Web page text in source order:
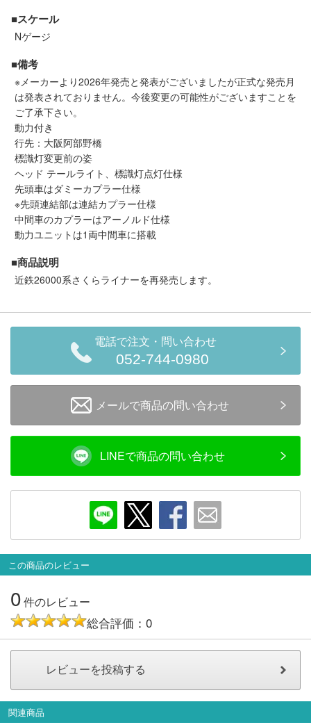
中部
中国・四国
お役立ち情報
鉄道模型の情報
メルマガ登録
ご注文方法
ヘルプページ
ログイン/マイページ
お気に入りリスト
新規会員登録
会員ランクについて
会社概要
© 2026 Mid Japan, Inc.
■スケール
Nゲージ
■備考
※メーカーより2026年発売と発表がございましたが正式な発売月
は発表されておりません。今後変更の可能性がございますことを
ご了承下さい。
動力付き
行先：大阪阿部野橋
標識灯変更前の姿
ヘッド テールライト、標識灯点灯仕様
先頭車はダミーカプラー仕様
※先頭連結部は連結カプラー仕様
中間車のカプラーはアーノルド仕様
動力ユニットは1両中間車に搭載
■商品説明
近鉄26000系さくらライナーを再発売します。
電話で注文・問い合わせ
052-744-0980
メールで商品の問い合わせ
LINEで商品の問い合わせ
この商品のレビュー
0件のレビュー
総合評価：0
関連商品